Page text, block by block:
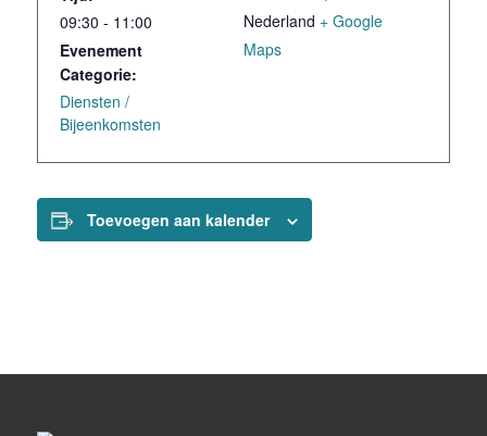
09:30 - 11:00
Evenement
Categorie:
Diensten /
Bijeenkomsten
Nederland + Google
Maps
Toevoegen aan kalender